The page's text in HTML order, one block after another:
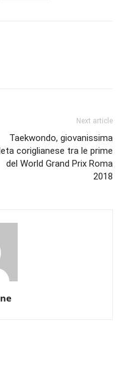
Next article
Taekwondo, giovanissima
coriglianese tra le prime
del World Grand Prix Roma
2018